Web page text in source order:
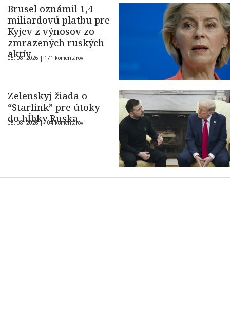
Brusel oznámil 1,4-
miliardovú platbu pre
Kyjev z výnosov zo
zmrazených ruských
aktív
05. 08. 2026 | 171 komentárov
Zelenskyj žiada o
“Starlink” pre útoky
do hĺbky Ruska
05. 08. 2026 |104 komentárov